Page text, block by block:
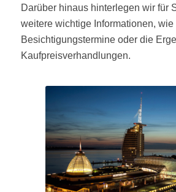
Darüber hinaus hinterlegen wir für
weitere wichtige Informationen,
Besichtigungstermine oder die
Kaufpreisverhandlungen.